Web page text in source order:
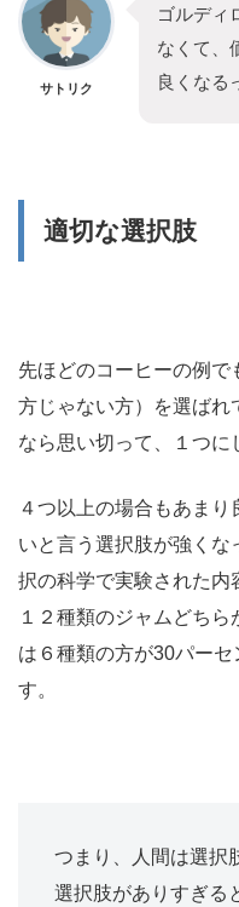
サトリク
ゴルディ
なくて、
良くなる
適切な選択肢
先ほどのコーヒーの例で
方じゃない方）を選ばれ
なら思い切って、１つに
４つ以上の場合もあま
いと言う選択肢が強くな
択の科学で実験された内
１２種類のジャムどち
は６種類の方が30パー
す。
つまり、人間は選択
選択肢がありすぎる